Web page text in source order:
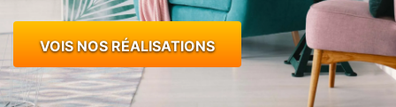
VOIS NOS RÉALISATIONS